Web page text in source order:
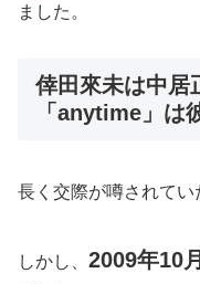
ました。
倖田來未は中居
「anytime」は
長く交際が噂されてい
しかし、 2009年10